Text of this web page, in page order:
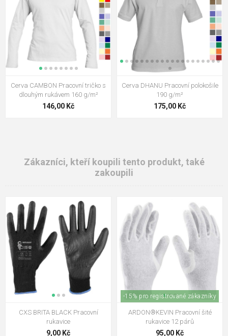
Cerva CAMBON Pracovní tričko s
dlouhým rukávem 160 g/m²
146,00 Kč
Cerva DHANU Pracovní polokošile
190 g/m²
175,00 Kč
Zákazníci, kteří koupili tento produkt, také
zakoupili
CXS BRITA BLACK Pracovní
rukavice
9,00 Kč
-15% pro registrované zákazníky
ARDON®KEVIN Pracovní šité
rukavice 12 párů
95,00 Kč